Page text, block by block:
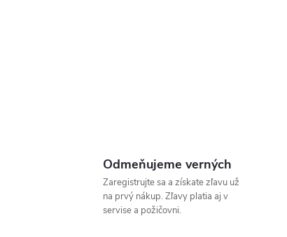
Odmeňujeme verných
Zaregistrujte sa a získate zľavu už
na prvý nákup. Zľavy platia aj v
servise a požičovni.